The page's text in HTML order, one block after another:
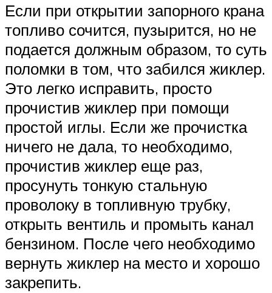
Если при открытии запорного крана
топливо сочится, пузырится, но не
подается должным образом, то суть
поломки в том, что забился жиклер.
Это легко исправить, просто
прочистив жиклер при помощи
простой иглы. Если же прочистка
ничего не дала, то необходимо,
прочистив жиклер еще раз,
просунуть тонкую стальную
проволоку в топливную трубку,
открыть вентиль и промыть канал
бензином. После чего необходимо
вернуть жиклер на место и хорошо
закрепить.